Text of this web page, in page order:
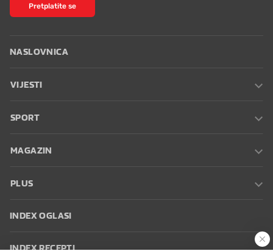
Pretplatite se
NASLOVNICA
VIJESTI
SPORT
MAGAZIN
PLUS
INDEX OGLASI
INDEX RECEPTI